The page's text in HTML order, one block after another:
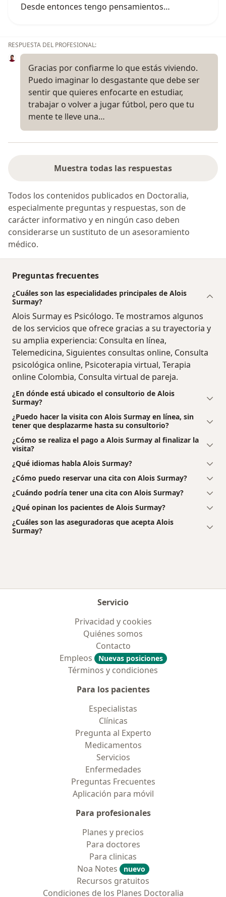
Desde entonces tengo pensamientos…
RESPUESTA DEL PROFESIONAL:
Gracias por confiarme lo que estás viviendo.
Puedo imaginar lo desgastante que debe ser
sentir que quieres enfocarte en estudiar,
trabajar o volver a jugar fútbol, pero que tu
mente te lleve una…
Muestra todas las respuestas
Todos los contenidos publicados en Doctoralia,
especialmente preguntas y respuestas, son de
carácter informativo y en ningún caso deben
considerarse un sustituto de un asesoramiento
médico.
Preguntas frecuentes
¿Cuáles son las especialidades principales de Alois
Surmay?
Alois Surmay es Psicólogo. Te mostramos algunos
de los servicios que ofrece gracias a su trayectoria y
su amplia experiencia: Consulta en línea,
Telemedicina, Siguientes consultas online, Consulta
psicológica online, Psicoterapia virtual, Terapia
online Colombia, Consulta virtual de pareja.
¿En dónde está ubicado el consultorio de Alois
Surmay?
¿Puedo hacer la visita con Alois Surmay en línea, sin
tener que desplazarme hasta su consultorio?
¿Cómo se realiza el pago a Alois Surmay al finalizar la
visita?
¿Qué idiomas habla Alois Surmay?
¿Cómo puedo reservar una cita con Alois Surmay?
¿Cuándo podría tener una cita con Alois Surmay?
¿Qué opinan los pacientes de Alois Surmay?
¿Cuáles son las aseguradoras que acepta Alois
Surmay?
Servicio
Privacidad y cookies
Quiénes somos
Contacto
Empleos
Nuevas posiciones
Términos y condiciones
Para los pacientes
Especialistas
Clínicas
Pregunta al Experto
Medicamentos
Servicios
Enfermedades
Preguntas Frecuentes
Aplicación para móvil
Para profesionales
Planes y precios
Para doctores
Para clinicas
Noa Notes
nuevo
Recursos gratuitos
Condiciones de los Planes Doctoralia